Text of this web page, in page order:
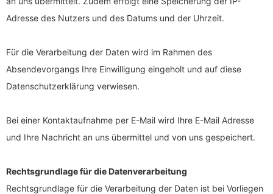
Adresse des Nutzers und des Datums und der Uhrzeit.
Für die Verarbeitung der Daten wird im Rahmen des
Absendevorgangs Ihre Einwilligung eingeholt und auf diese
Datenschutzerklärung verwiesen.
Bei einer Kontaktaufnahme per E-Mail wird Ihre E-Mail Adresse
und Ihre Nachricht an uns übermittel und von uns gespeichert.
Rechtsgrundlage für die Datenverarbeitung
Rechtsgrundlage für die Verarbeitung der Daten ist bei Vorliegen